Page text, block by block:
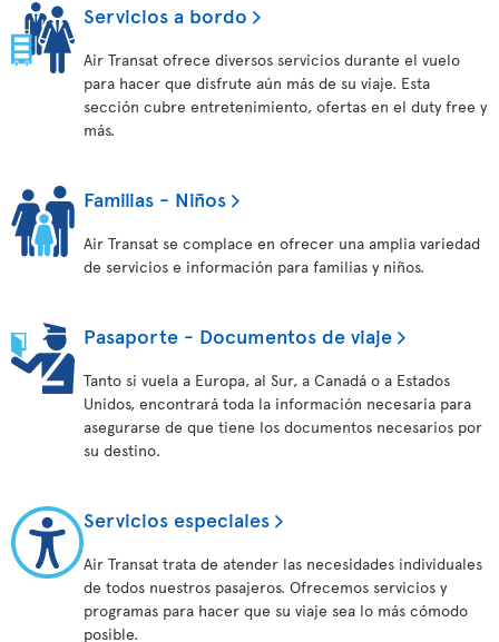
Servicios a bordo
Air Transat ofrece diversos servicios durante el vuelo
para hacer que disfrute aún más de su viaje. Esta
sección cubre entretenimiento, ofertas en el duty free y
más.
Familias - Niños
Air Transat se complace en ofrecer una amplia variedad
de servicios e información para familias y niños.
Pasaporte - Documentos de viaje
Tanto si vuela a Europa, al Sur, a Canadá o a Estados
Unidos, encontrará toda la información necesaria para
asegurarse de que tiene los documentos necesarios por
su destino.
Servicios especiales
Air Transat trata de atender las necesidades individuales
de todos nuestros pasajeros. Ofrecemos servicios y
programas para hacer que su viaje sea lo más cómodo
posible.